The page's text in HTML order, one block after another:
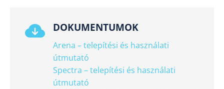
DOKUMENTUMOK
Arena – telepítési és használati
útmutató
Spectra – telepítési és használati
útmutató